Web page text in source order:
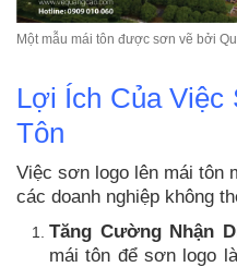
Một mẫu mái tôn được sơn vẽ bởi
Lợi Ích Của Việc
Tôn
Việc sơn logo lên mái tôn
các doanh nghiệp không
Tăng Cường Nhận
mái tôn để sơn logo